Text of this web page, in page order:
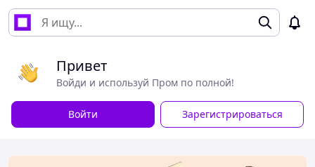
Привет
Войди и используй Пром по полной!
Войти Зарегистрироваться